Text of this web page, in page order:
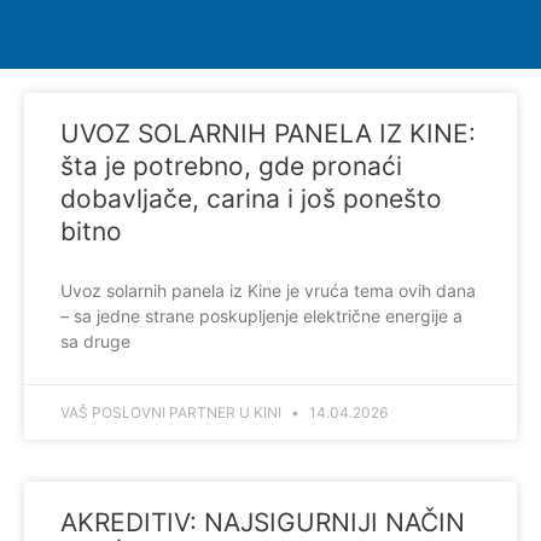
UVOZ SOLARNIH PANELA IZ KINE:
šta je potrebno, gde pronaći
dobavljače, carina i još ponešto
bitno
Uvoz solarnih panela iz Kine je vruća tema ovih dana
– sa jedne strane poskupljenje električne energije a
sa druge
VAŠ POSLOVNI PARTNER U KINI 14.04.2026
AKREDITIV: NAJSIGURNIJI NAČIN